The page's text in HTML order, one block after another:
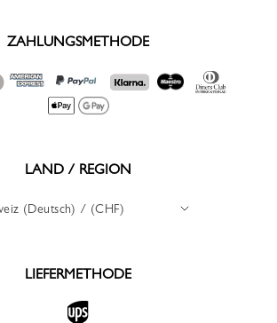
ZAHLUNGSMETHODE
LAND / REGION
(Deutsch) / (CHF)
LIEFERMETHODE